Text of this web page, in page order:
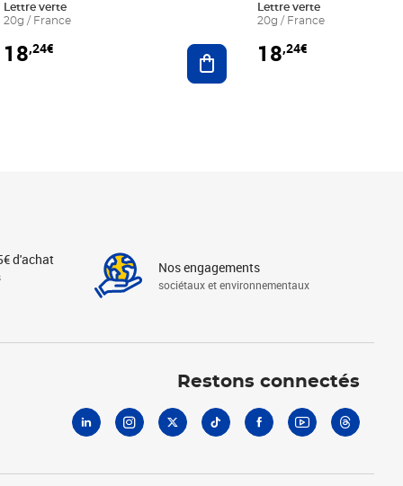
au panier
Lettre verte
20g / France
18,24€ Ajouter au panier
Lettre verte
20g / France
18,24€
d'achat Nos engagements
sociétaux et environnementaux
Restons connectés